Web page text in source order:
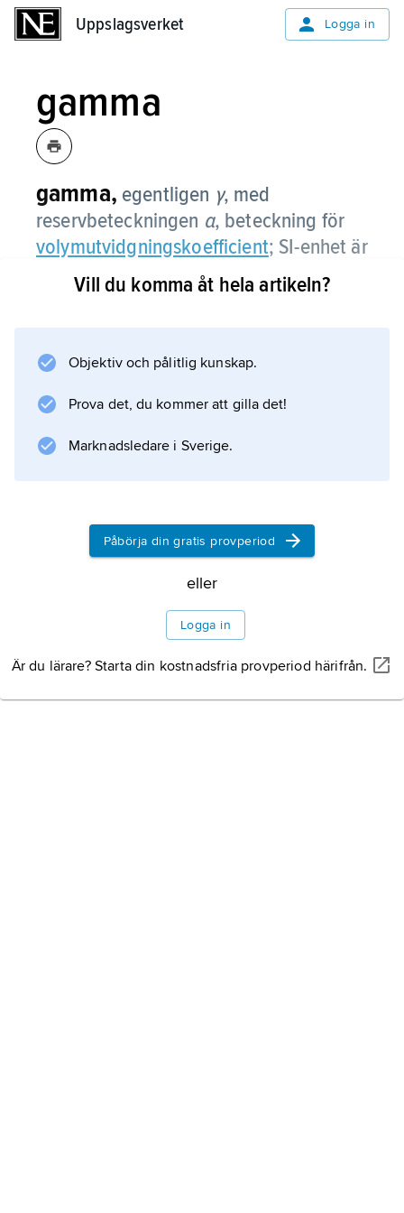
Uppslagsverket Logga in
gamma
gamma, egentligen γ, med
reservbeteckningen α, beteckning för
volymutvidgningskoefficient; SI-enhet är
per kelvin (1/K, K ) eller per grad
Exempel
γ
= 0,018/K.
Vill du komma åt hela artikeln?
Objektiv och pålitlig kunskap.
Prova det, du kommer att gilla det!
Marknadsledare i Sverige.
Påbörja din gratis provperiod
eller
Logga in
Är du lärare? Starta din kostnadsfria provperiod härifrån.